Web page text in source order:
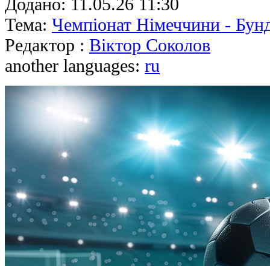
Тема: Чемпіонат Німеччини -
Редактор : Віктор Соколов
another languages: ru